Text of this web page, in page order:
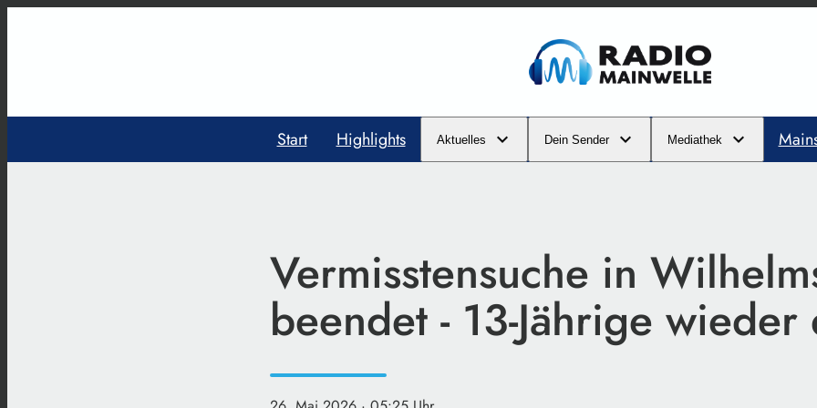
Start Highlights Aktuelles Dein Sender Mediathek
Vermisstensuche in
beendet - 13-Jährige wieder